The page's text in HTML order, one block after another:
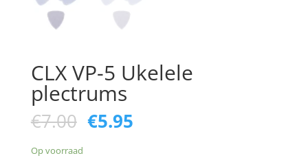
CLX VP-5 Ukelele
plectrums
€7.00 Oorspronkelijke
prijs
€5.95Huidige
Op voorraad